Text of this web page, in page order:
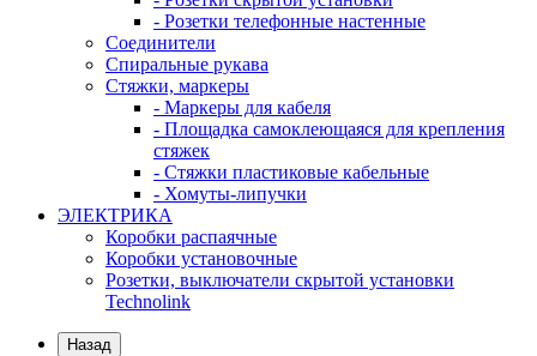
- Розетки телефонные настенные
Соединители
Спиральные рукава
Стяжки, маркеры
- Маркеры для кабеля
- Площадка самоклеющаяся для крепления
стяжек
- Стяжки пластиковые кабельные
- Хомуты-липучки
ЭЛЕКТРИКА
Коробки распаячные
Коробки установочные
Розетки, выключатели скрытой установки
Technolink
Назад